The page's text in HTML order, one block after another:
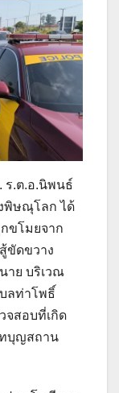
ร.ต.อ.นิพนธ์
พิษณุโลก ได้
ขโมยจาก
ขัดขวาง
าย บริเวณ
ลท่าโพธิ์
จสอบที่เกิด
ทบุญสถาน